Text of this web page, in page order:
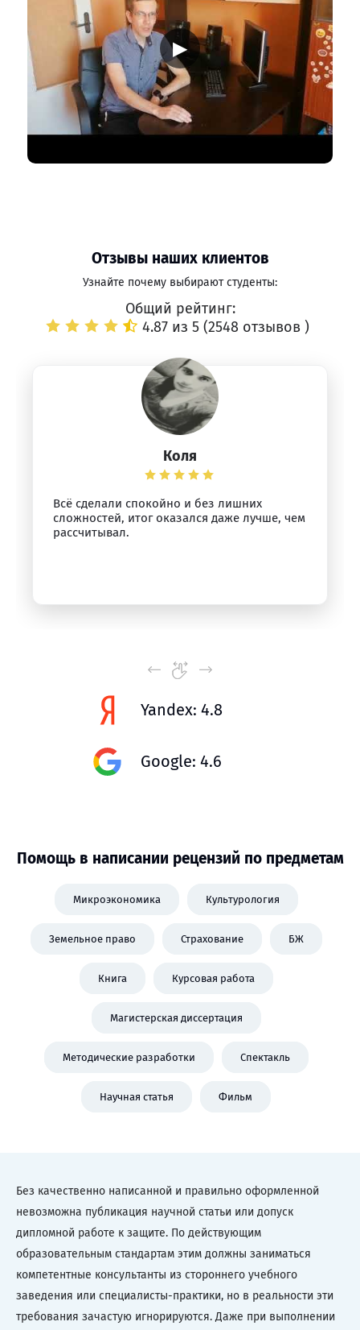
▶
Отзывы наших клиентов
Узнайте почему выбирают студенты:
Общий рейтинг:
4.87 из 5 (2548 отзывов )
Коля
Всё сделали спокойно и без лишних
сложностей, итог оказался даже лучше, чем
рассчитывал.
Yandex: 4.8
Google: 4.6
Помощь в написании рецензий по предметам
Микроэкономика Культурология
Земельное право Страхование БЖ
Книга Курсовая работа
Магистерская диссертация
Методические разработки Спектакль
Научная статья Фильм
Без качественно написанной и правильно оформленной
невозможна публикация научной статьи или допуск
дипломной работе к защите. По действующим
образовательным стандартам этим должны заниматься
компетентные консультанты из стороннего учебного
заведения или специалисты-практики, но в реальности эти
требования зачастую игнорируются. Даже при выполнении